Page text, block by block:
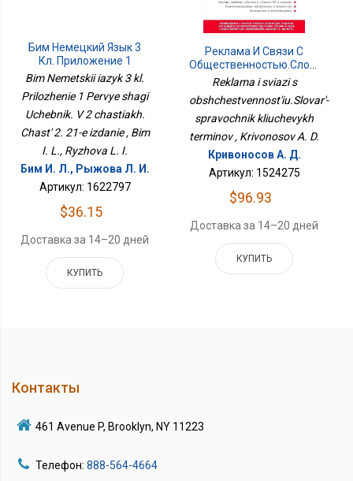
Бим Немецкий Язык 3
Кл. Приложение 1
Первые Шаги Учебник. В
2 Частях. Часть 2. 21-Е
Издание
Bim Nemetskii iazyk 3 kl.
Prilozhenie 1 Pervye shagi
Uchebnik. V 2 chastiakh.
Chast' 2. 21-e izdanie , Bim
I. L., Ryzhova L. I.
Бим И. Л., Рыжова Л. И.
Артикул: 1622797
$36.15
Доставка за 14–20 дней
КУПИТЬ
Реклама И Связи С
Общественностью.Словарь-
Справочник Ключевых
Reklama i sviazi s
obshchestvennost'iu.Slovar'-
spravochnik kliuchevykh
terminov , Krivonosov A. D.
Кривоносов А. Д.
Артикул: 1524275
$96.93
Доставка за 14–20 дней
КУПИТЬ
Контакты
461 Avenue P, Brooklyn, NY 11223
Телефон: 888-564-4664